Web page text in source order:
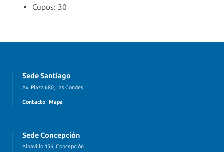
Cupos: 30
Sede Santiago
Av. Plaza 680, Las Condes
Contacto | Mapa
Sede Concepción
Ainavillo 456, Concepción